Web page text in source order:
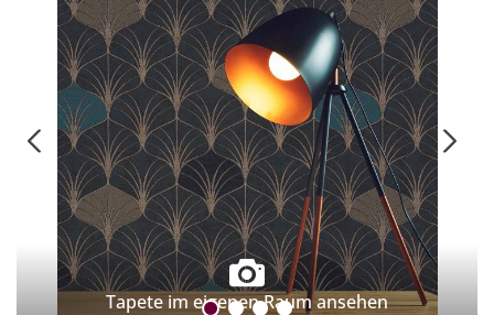
Tapete im eigenen Raum ansehen